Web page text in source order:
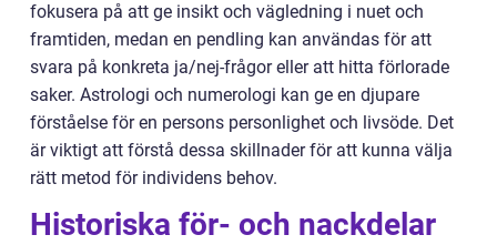
fokusera på att ge insikt och vägledning i nuet och
framtiden, medan en pendling kan användas för att
svara på konkreta ja/nej-frågor eller att hitta förlorade
saker. Astrologi och numerologi kan ge en djupare
förståelse för en persons personlighet och livsöde. Det
är viktigt att förstå dessa skillnader för att kunna välja
rätt metod för individens behov.
Historiska för- och nackdelar